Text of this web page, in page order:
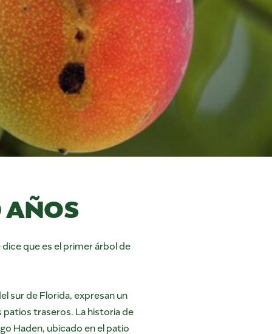
AÑOS
que es el primer árbol de
sur de Florida, expresan un
traseros. La historia de
Haden, ubicado en el patio